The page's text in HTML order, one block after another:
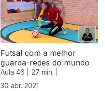
Futsal com a melhor
guarda-redes do mundo
Aula 46 |
27 min. |
30 abr. 2021